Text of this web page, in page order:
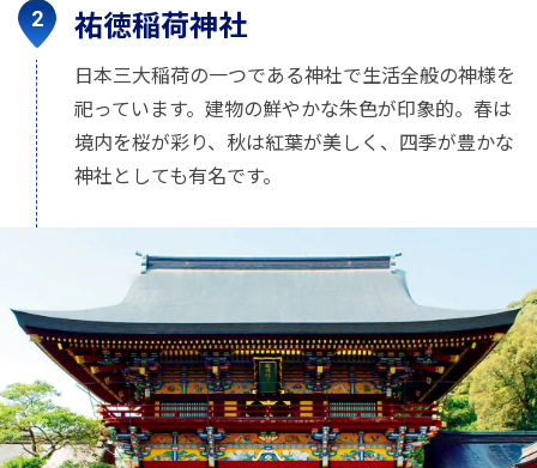
祐徳稲荷神社
日本三大稲荷の一つである神社で生活全般の神様を
祀っています。建物の鮮やかな朱色が印象的。春は
境内を桜が彩り、秋は紅葉が美しく、四季が豊かな
神社としても有名です。